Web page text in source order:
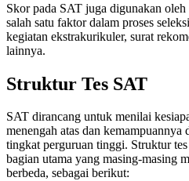
Skor pada SAT juga digunakan
salah satu faktor dalam proses
kegiatan ekstrakurikuler, surat
lainnya.
Struktur Tes SAT
SAT dirancang untuk menilai
menengah atas dan
tingkat perguruan tinggi. Struktur
bagian utama yang masing-masing
berbeda, sebagai berikut: